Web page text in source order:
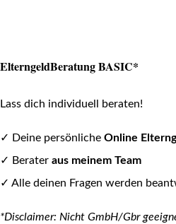
ElterngeldBeratung BASIC*
Lass dich individuell beraten!
✓ Deine persönliche Online
✓ Berater aus meinem Team
✓ Alle deinen Fragen werden
*Disclaimer: Nicht GmbH/Gbr